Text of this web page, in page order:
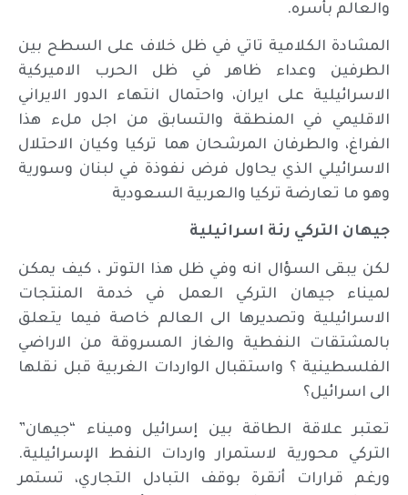
والعالم بأسره.
المشادة الكلامية تاتي في ظل خلاف على السطح بين
الطرفين وعداء ظاهر في ظل الحرب الاميركية
الاسرائيلية على ايران، واحتمال انتهاء الدور الايراني
الاقليمي في المنطقة والتسابق من اجل ملء هذا
الفراغ، والطرفان المرشحان هما تركيا وكيان الاحتلال
الاسرائيلي الذي يحاول فرض نفوذة في لبنان وسورية
وهو ما تعارضة تركيا والعربية السعودية
جيهان التركي رئة اسرائيلية
لكن يبقى السؤال انه وفي ظل هذا التوتر ، كيف يمكن
لميناء جيهان التركي العمل في خدمة المنتجات
الاسرائيلية وتصديرها الى العالم خاصة فيما يتعلق
بالمشتقات النفطية والغاز المسروقة من الاراضي
الفلسطينية ؟ واستقبال الواردات الغربية قبل نقلها
الى اسرائيل؟
تعتبر علاقة الطاقة بين إسرائيل وميناء “جيهان”
التركي محورية لاستمرار واردات النفط الإسرائيلية.
ورغم قرارات أنقرة بوقف التبادل التجاري، تستمر